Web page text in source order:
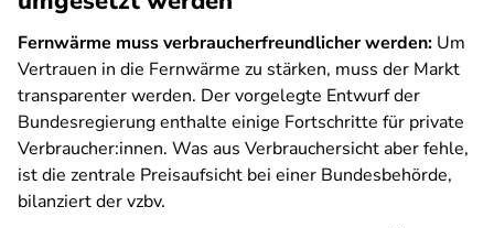
Fernwärme muss verbraucherfreundlicher werden: Um
Vertrauen in die Fernwärme zu stärken, muss der Markt
transparenter werden. Der vorgelegte Entwurf der
Bundesregierung enthalte einige Fortschritte für private
Verbraucher:innen. Was aus Verbrauchersicht aber fehle,
ist die zentrale Preisaufsicht bei einer Bundesbehörde,
bilanziert der vzbv.